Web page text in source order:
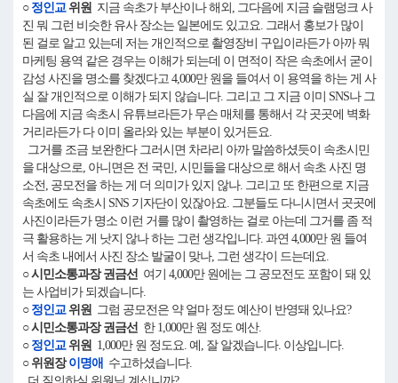
○ 정인교위원 지금 속초가 부산이나 해외, 그다음에 지금 슬램덩크 사
진 뭐 그런 비슷한 유사 장소는 일본에도 있고요. 그래서 홍보가 많이
된 걸로 알고 있는데 저는 개인적으로 촬영장비 구입이라든가 아까 뭐
마케팅 용역 같은 경우는 이해가 되는데 이 면적이 작은 속초에서 굳이
감성 사진을 명소를 찾겠다고 4,000만 원을 들여서 이 용역을 하는 게 사
실 잘 개인적으로 이해가 되지 않습니다. 그리고 그 지금 이미 SNS나 그
다음에 지금 속초시 유튜브라든가 무슨 매체를 통해서 각 곳곳에 벽화
거리라든가 다 이미 올라와 있는 부분이 있거든요.
그거를 조금 보완한다 그러시면 차라리 아까 말씀하셨듯이 속초시민
을 대상으로, 아니면은 전 국민, 시민들을 대상으로 해서 속초 사진 명
소전, 공모전을 하는 게 더 의미가 있지 않나. 그리고 또 한편으로 지금
속초에도 속초시 SNS 기자단이 있잖아요. 그분들도 다니시면서 곳곳에
사진이라든가 명소 이런 거를 많이 촬영하는 걸로 아는데 그거를 좀 적
극 활용하는 게 낫지 않나 하는 그런 생각입니다. 과연 4,000만 원 들여
서 속초 내에서 사진 장소 발굴이 맞나, 그런 생각이 드는데요.
○ 시민소통과장 권금선 여기 4,000만 원에는 그 공모전도 포함이 돼 있
는 사업비가 되겠습니다.
○ 정인교위원 그럼 공모전은 약 얼마 정도 예산이 반영돼 있나요?
○ 시민소통과장 권금선 한 1,000만 원 정도 예산.
○ 정인교위원 1,000만 원 정도요. 예, 잘 알겠습니다. 이상입니다.
○ 위원장이명애 수고하셨습니다.